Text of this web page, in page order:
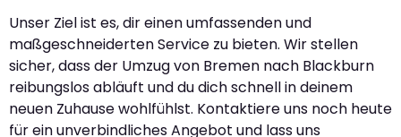
Unser Ziel ist es, dir einen umfassenden und
maßgeschneiderten Service zu bieten. Wir stellen
sicher, dass der Umzug von Bremen nach Blackburn
reibungslos abläuft und du dich schnell in deinem
neuen Zuhause wohlfühlst. Kontaktiere uns noch heute
für ein unverbindliches Angebot und lass uns